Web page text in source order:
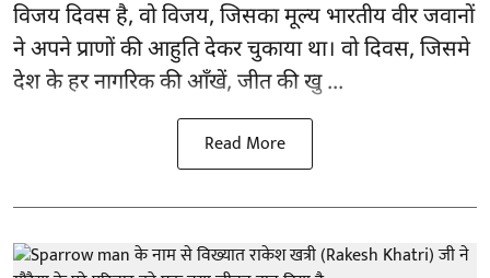
विजय दिवस है, वो विजय, जिसका मूल्य भारतीय वीर जवानों
ने अपने प्राणों की आहुति देकर चुकाया था। वो दिवस, जिसमे
देश के हर नागरिक की आँखें, जीत की खु ...
Read More